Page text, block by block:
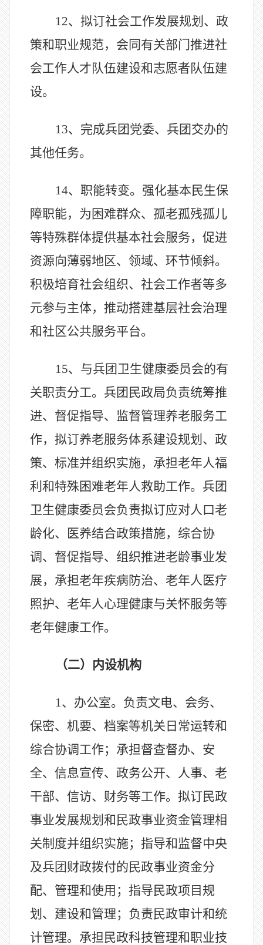
12、 拟订社会工作发展规划、政
策和职业规范，会同有关部门推进社
会工作人才队伍建设和志愿者队伍建
设。
13、 完成兵团党委、兵团交办的
其他任务。
14、 职能转变。强化基本民生保
障职能，为困难群众、孤老孤残孤儿
等特殊群体提供基本社会服务，促进
资源向薄弱地区、领域、环节倾斜。
积极培育社会组织、社会工作者等多
元参与主体，推动搭建基层社会治理
和社区公共服务平台。
15、 与兵团 卫生健康委员会的有
关职责分工。 兵团民政局负责统筹推
进、督促指导、监督管理养老服务工
作，拟订养老服务体系建设规划、政
策、标准并组织实施，承担老年人福
利和特殊困难老年人救助工作。 兵团
卫生健康委员会负责拟订应对人口老
龄化、医养结合政策措施，综合协
调、督促指导、组织推进老龄事业发
展，承担老年疾病防治、老年人医疗
照护、老年人心理健康与关怀服务等
老年健康工作。
（二）内设机构
1、 办公室。负责文电、会务、
保密、机要、档案等机关日常运转和
综合协调工作；承担督查督办、安
全、信息宣传、政务公开、人事、老
干部、信访、财务等工作。拟订民政
事业发展规划和民政事业资金管理相
关制度并组织实施；指导和监督中央
及兵团财政拨付的民政事业资金分
配、管理和使用；指导民政项目规
划、建设和管理；负责民政审计和统
计管理。承担民政科技管理和职业技